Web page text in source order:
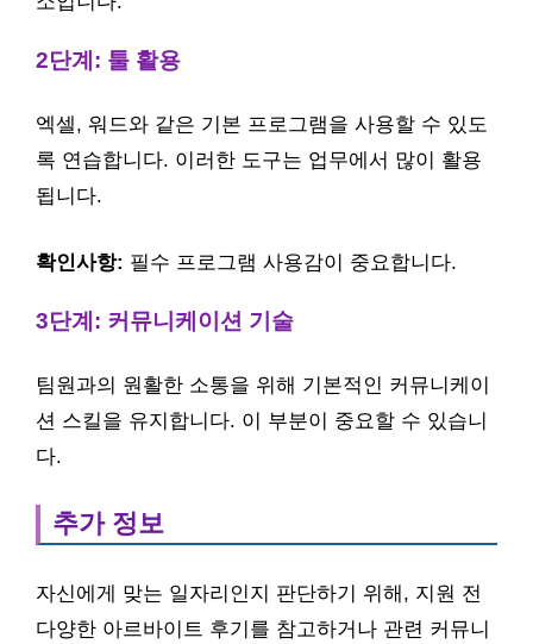
2단계: 툴 활용
엑셀, 워드와 같은 기본 프로그램을 사용할 수 있도
록 연습합니다. 이러한 도구는 업무에서 많이 활용
됩니다.
확인사항: 필수 프로그램 사용감이 중요합니다.
3단계: 커뮤니케이션 기술
팀원과의 원활한 소통을 위해 기본적인 커뮤니케이
션 스킬을 유지합니다. 이 부분이 중요할 수 있습니
다.
추가 정보
자신에게 맞는 일자리인지 판단하기 위해, 지원 전
다양한 아르바이트 후기를 참고하거나 관련 커뮤니